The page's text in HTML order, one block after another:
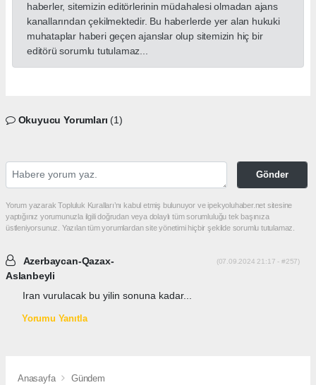
haberler, sitemizin editörlerinin müdahalesi olmadan ajans
kanallarından çekilmektedir. Bu haberlerde yer alan hukuki
muhataplar haberi geçen ajanslar olup sitemizin hiç bir
editörü sorumlu tutulamaz...
Okuyucu Yorumları (1)
Gönder
Yorum yazarak Topluluk Kuralları’nı kabul etmiş bulunuyor ve ipekyoluhaber.net sitesine
yaptığınız yorumunuzla ilgili doğrudan veya dolaylı tüm sorumluluğu tek başınıza
üstleniyorsunuz. Yazılan tüm yorumlardan site yönetimi hiçbir şekilde sorumlu tutulamaz.
Azerbaycan-Qazax-
Aslanbeyli
(07.09.2024 21:17 - #257)
Iran vurulacak bu yilin sonuna kadar...
Yorumu Yanıtla
Anasayfa Gündem